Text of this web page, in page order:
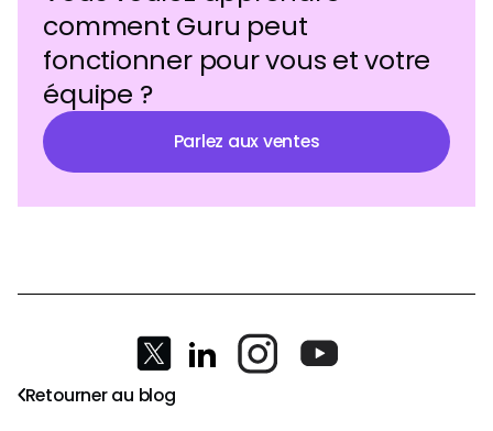
comment Guru peut
fonctionner pour vous et votre
équipe ?
Parlez aux ventes
Retourner au blog